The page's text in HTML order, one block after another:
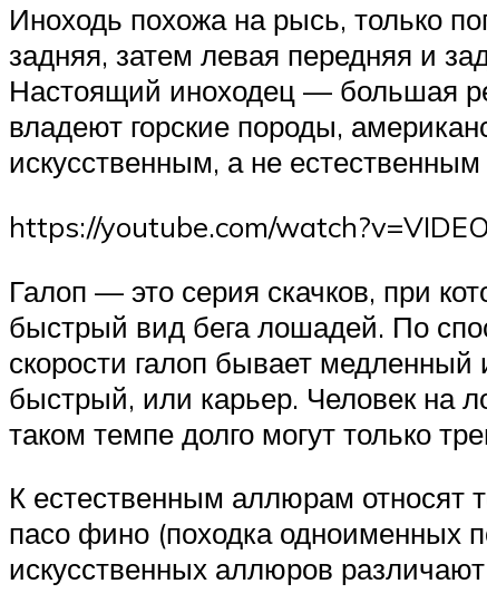
Иноходь похожа на рысь, только
задняя, затем левая передняя и
Настоящий иноходец — большая
владеют горские породы,
искусственным, а не
https://youtube.com/
Галоп — это серия скачков, при
быстрый вид бега лошадей. По
скорости галоп бывает
быстрый, или карьер. Человек на
таком темпе долго могут только
К естественным аллюрам
пасо фино (походка одноименных
искусственных аллюров